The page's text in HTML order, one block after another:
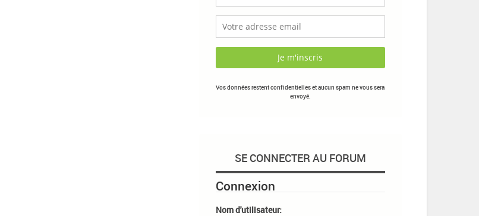
Vos données restent confidentielles et aucun spam ne vous sera
envoyé.
SE CONNECTER AU FORUM
Connexion
Nom d'utilisateur: